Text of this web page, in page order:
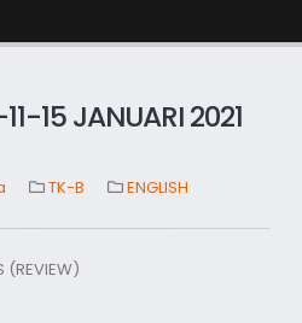
15 JANUARI 2021
TK-B ENGLISH
(REVIEW)